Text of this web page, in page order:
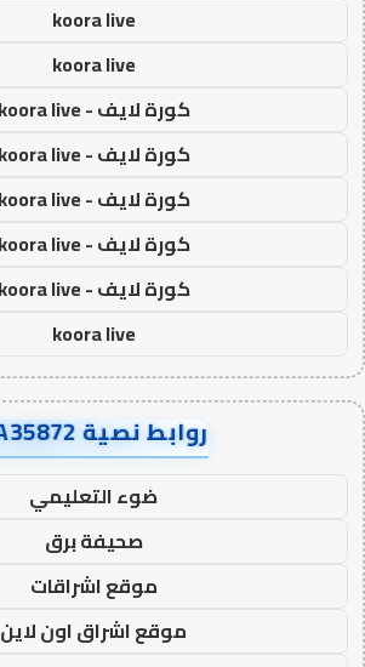
koora live
koora live
كورة لايف - koora live
كورة لايف - koora live
كورة لايف - koora live
كورة لايف - koora live
كورة لايف - koora live
koora live
روابط نصية AA35872
ضوء التعليمي
صحيفة برق
موقع اشراقات
موقع اشراق اون لاين